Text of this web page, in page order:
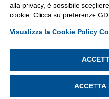
alla privacy, è possibile
cookie. Clicca su preferenze
Visualizza la Cookie Policy
ACCETTA